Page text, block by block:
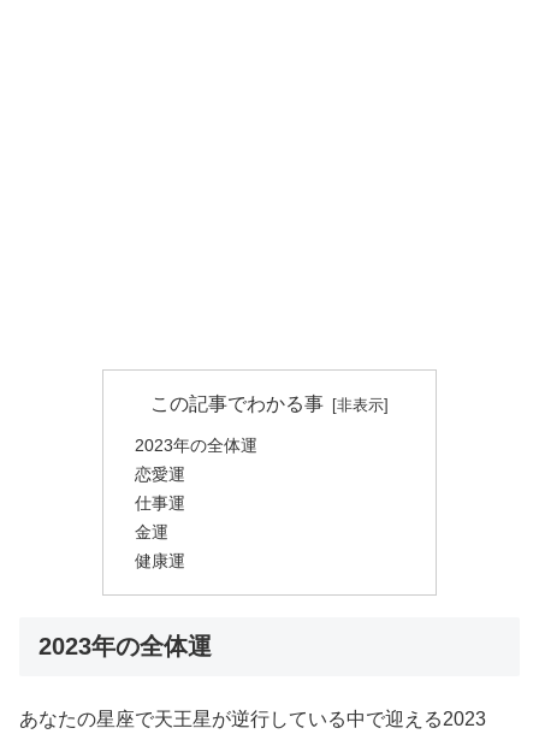
この記事でわかる事
2023年の全体運
恋愛運
仕事運
金運
健康運
2023年の全体運
あなたの星座で天王星が逆行している中で迎える2023